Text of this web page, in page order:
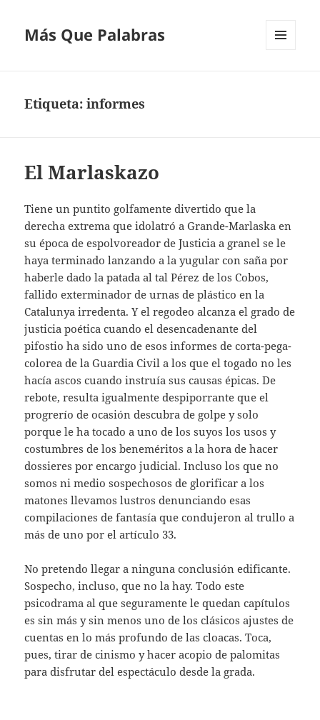
Más Que Palabras
Etiqueta:informes
El Marlaskazo
Tiene un puntito golfamente divertido que la
derecha extrema que idolatró a Grande-Marlaska en
su época de espolvoreador de Justicia a granel se le
haya terminado lanzando a la yugular con saña por
haberle dado la patada al tal Pérez de los Cobos,
fallido exterminador de urnas de plástico en la
Catalunya irredenta. Y el regodeo alcanza el grado de
justicia poética cuando el desencadenante del
pifostio ha sido uno de esos informes de corta-pega-
colorea de la Guardia Civil a los que el togado no les
hacía ascos cuando instruía sus causas épicas. De
rebote, resulta igualmente despiporrante que el
progrerío de ocasión descubra de golpe y solo
porque le ha tocado a uno de los suyos los usos y
costumbres de los beneméritos a la hora de hacer
dossieres por encargo judicial. Incluso los que no
somos ni medio sospechosos de glorificar a los
matones llevamos lustros denunciando esas
compilaciones de fantasía que condujeron al trullo a
más de uno por el artículo 33.
No pretendo llegar a ninguna conclusión edificante.
Sospecho, incluso, que no la hay. Todo este
psicodrama al que seguramente le quedan capítulos
es sin más y sin menos uno de los clásicos ajustes de
cuentas en lo más profundo de las cloacas. Toca,
pues, tirar de cinismo y hacer acopio de palomitas
para disfrutar del espectáculo desde la grada.